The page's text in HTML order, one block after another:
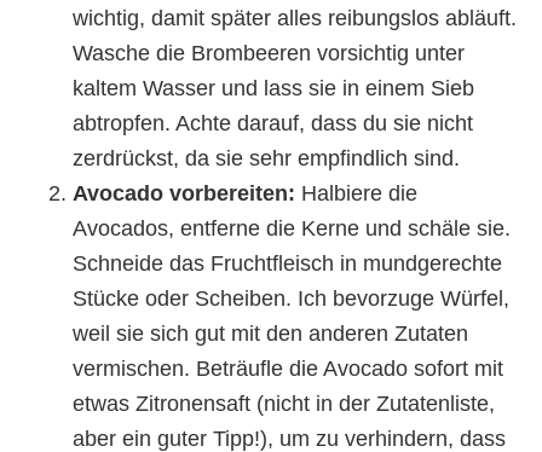
wichtig, damit später alles reibungslos abläuft.
Wasche die Brombeeren vorsichtig unter
kaltem Wasser und lass sie in einem Sieb
abtropfen. Achte darauf, dass du sie nicht
zerdrückst, da sie sehr empfindlich sind.
Avocado vorbereiten: Halbiere die
Avocados, entferne die Kerne und schäle sie.
Schneide das Fruchtfleisch in mundgerechte
Stücke oder Scheiben. Ich bevorzuge Würfel,
weil sie sich gut mit den anderen Zutaten
vermischen. Beträufle die Avocado sofort mit
etwas Zitronensaft (nicht in der Zutatenliste,
aber ein guter Tipp!), um zu verhindern, dass